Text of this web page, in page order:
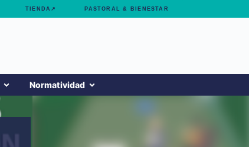
TIENDA↗ PASTORAL & BIENESTAR
Normatividad